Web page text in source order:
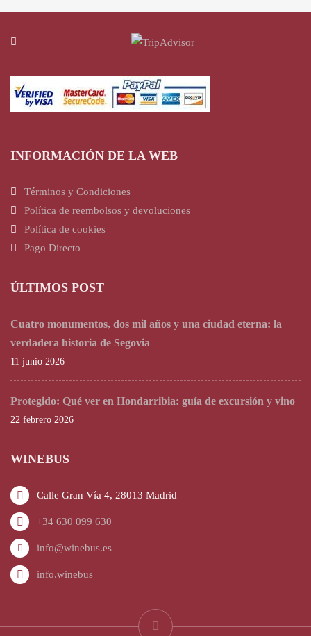
INFORMACIÓN DE LA WEB
Términos y Condiciones
Política de reembolsos y devoluciones
Política de cookies
Pago Directo
ÚLTIMOS POST
Cuatro monumentos, dos mil años y una ciudad eterna: la
verdadera historia de Segovia
11 junio 2026
Protegido: Qué ver en Hondarribia: guía de excursión y vino
22 febrero 2026
WINEBUS
Calle Gran Vía 4, 28013 Madrid
+34 630 099 630
info@winebus.es
info.winebus